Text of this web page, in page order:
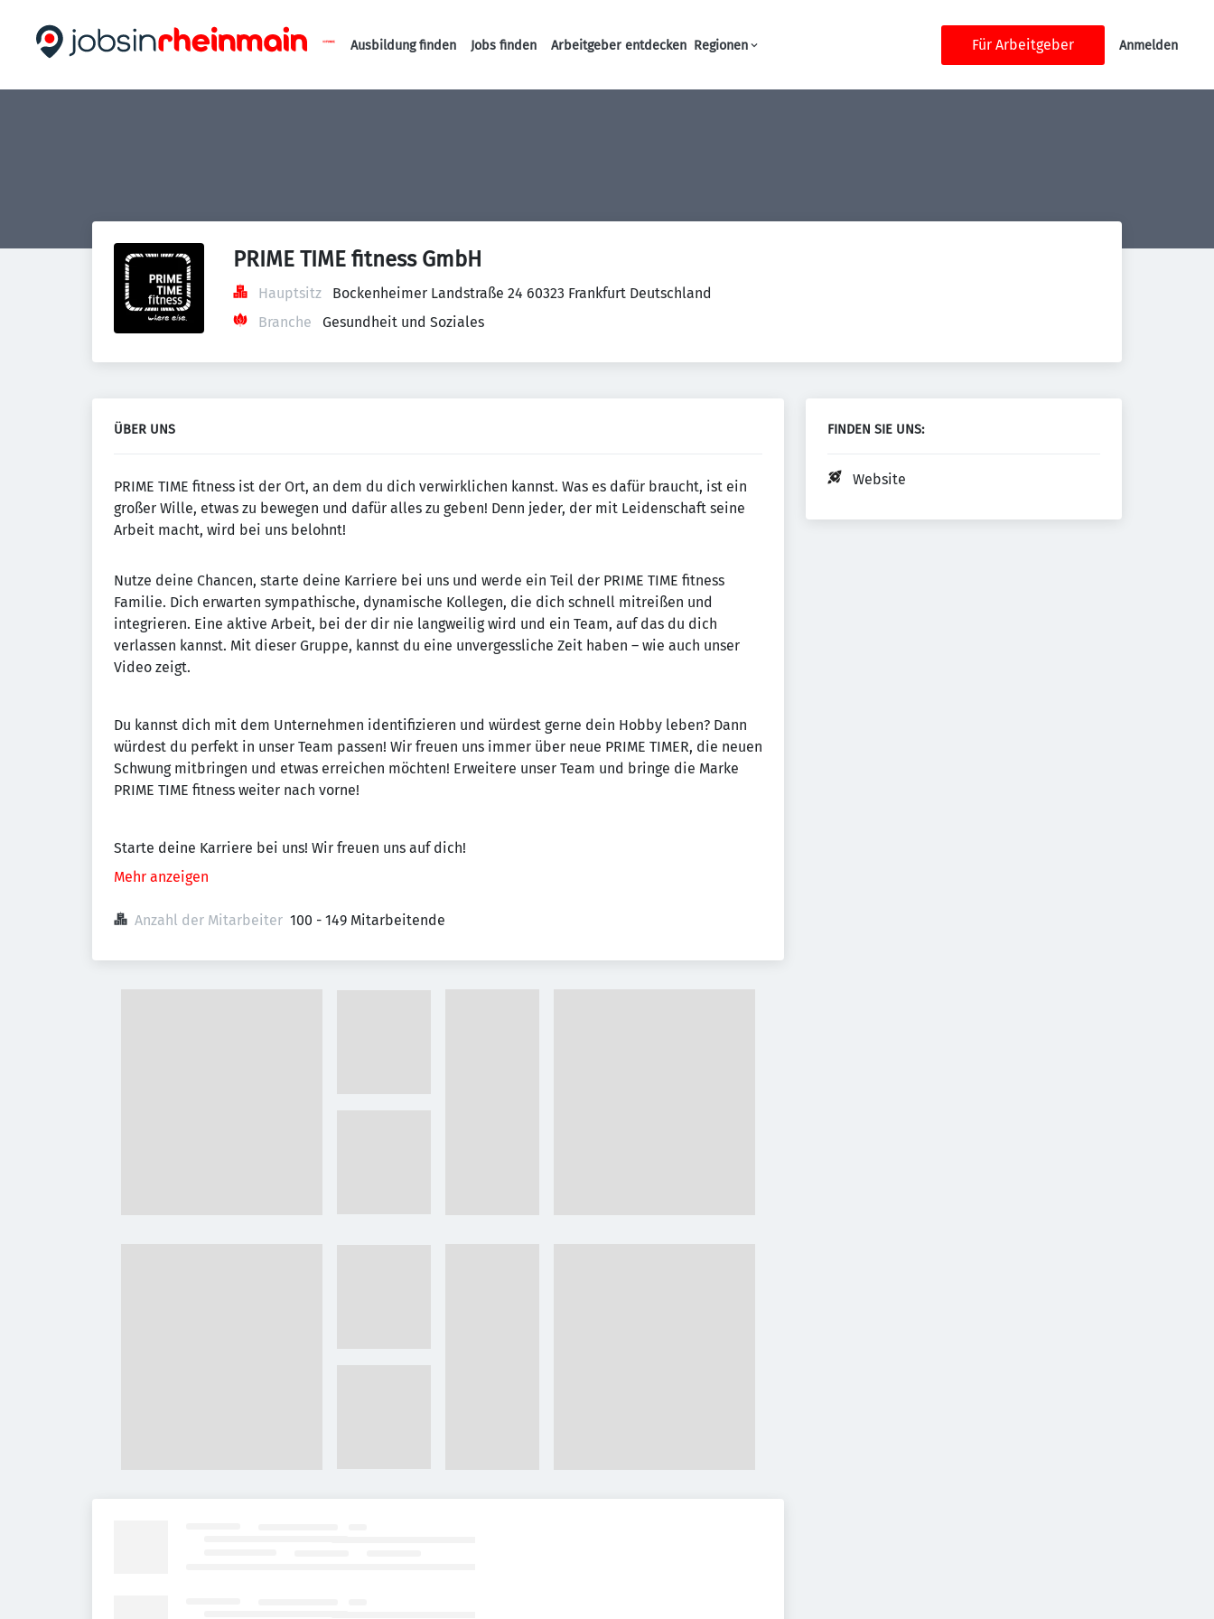
Haupt-Navigation
Ausbildung finden Jobs finden Arbeitgeber entdecken Regionen Für Arbeitgeber Anmelden
PRIME TIME fitness GmbH
Hauptsitz
Bockenheimer Landstraße 24 60323 Frankfurt Deutschland
Branche
Gesundheit und Soziales
ÜBER UNS
PRIME TIME fitness ist der Ort, an dem du dich verwirklichen kannst. Was es dafür braucht, ist ein
großer Wille, etwas zu bewegen und dafür alles zu geben! Denn jeder, der mit Leidenschaft seine
Arbeit macht, wird bei uns belohnt!
Nutze deine Chancen, starte deine Karriere bei uns und werde ein Teil der PRIME TIME fitness
Familie. Dich erwarten sympathische, dynamische Kollegen, die dich schnell mitreißen und
integrieren. Eine aktive Arbeit, bei der dir nie langweilig wird und ein Team, auf das du dich
verlassen kannst. Mit dieser Gruppe, kannst du eine unvergessliche Zeit haben – wie auch unser
Video zeigt.
Du kannst dich mit dem Unternehmen identifizieren und würdest gerne dein Hobby leben? Dann
würdest du perfekt in unser Team passen! Wir freuen uns immer über neue PRIME TIMER, die neuen
Schwung mitbringen und etwas erreichen möchten! Erweitere unser Team und bringe die Marke
PRIME TIME fitness weiter nach vorne!
Starte deine Karriere bei uns! Wir freuen uns auf dich!
Mehr anzeigen
Anzahl der Mitarbeiter 100 - 149 Mitarbeitende
FINDEN SIE UNS:
Website